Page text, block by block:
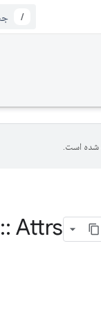
/
شده است.
:: Attrs